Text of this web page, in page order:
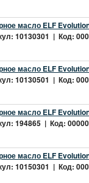
масло ELF
10130301 | Код:
масло ELF
10130501 | Код:
масло ELF
194865 | Код:
масло ELF
10150301 | Код: